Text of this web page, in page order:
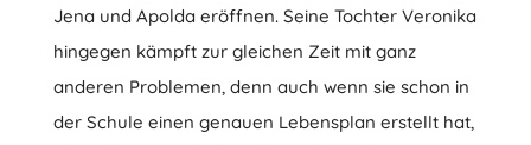
Jena und Apolda eröffnen. Seine Tochter Veronika
hingegen kämpft zur gleichen Zeit mit ganz
anderen Problemen, denn auch wenn sie schon in
der Schule einen genauen Lebensplan erstellt hat,